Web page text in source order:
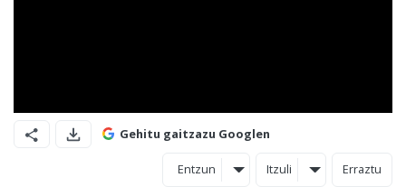
Gehitu gaitzazu Googlen
Entzun Itzuli Erraztu